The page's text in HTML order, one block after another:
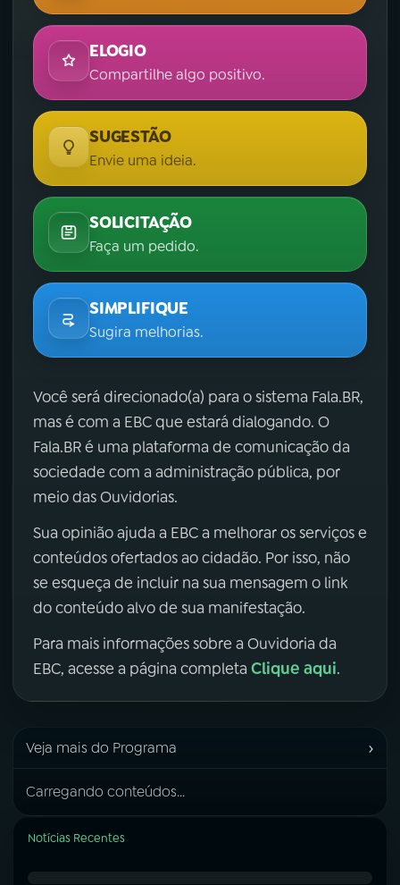
ELOGIO
Compartilhe algo positivo.
SUGESTÃO
Envie uma ideia.
SOLICITAÇÃO
Faça um pedido.
SIMPLIFIQUE
Sugira melhorias.
Você será direcionado(a) para o sistema Fala.BR,
mas é com a EBC que estará dialogando. O
Fala.BR é uma plataforma de comunicação da
sociedade com a administração pública, por
meio das Ouvidorias.
Sua opinião ajuda a EBC a melhorar os serviços e
conteúdos ofertados ao cidadão. Por isso, não
se esqueça de incluir na sua mensagem o link
do conteúdo alvo de sua manifestação.
Para mais informações sobre a Ouvidoria da
EBC, acesse a página completa Clique aqui.
Veja mais do Programa ›
Carregando conteúdos...
Notícias Recentes